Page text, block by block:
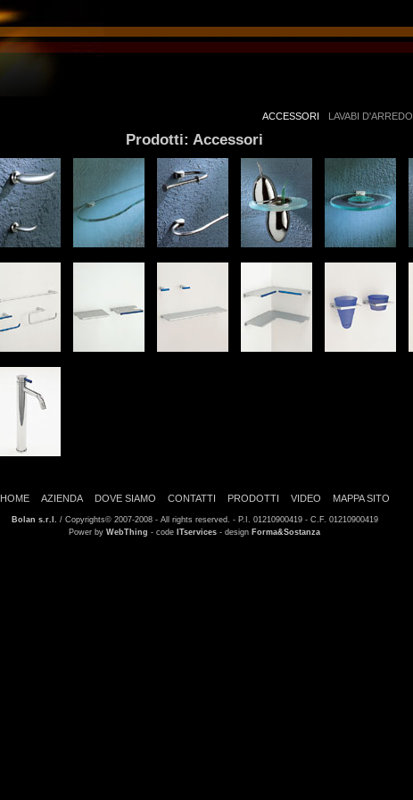
ACCESSORI LAVABI D'ARREDO
Prodotti: Accessori
HOME AZIENDA DOVE SIAMO CONTATTI PRODOTTI VIDEO MAPPA SITO
Bolan s.r.l. / Copyrights© 2007-2008 - All rights reserved. - P.I. 01210900419 - C.F. 01210900419
Power by WebThing - code ITservices - design Forma&Sostanza